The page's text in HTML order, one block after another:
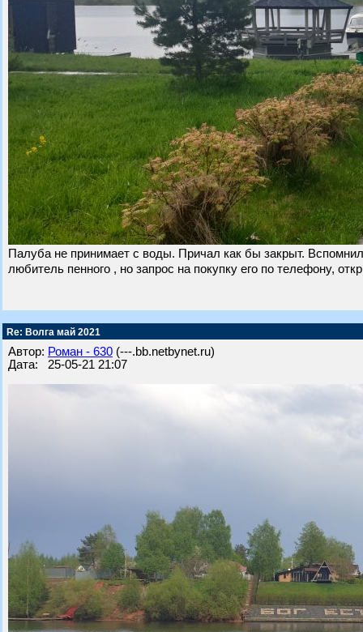
Палуба не принимает с воды. Причал как бы закрыт.
любитель пенного , но запрос на покупку его по телефону,
Re: Волга май 2021
Автор: Роман - 630 (---.bb.netbynet.ru)
Дата: 25-05-21 21:07